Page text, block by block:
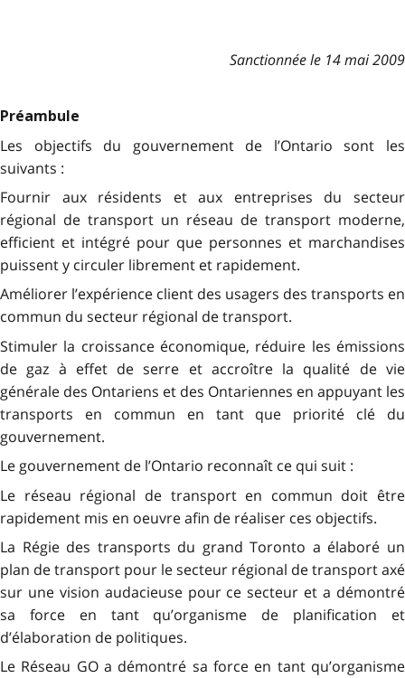
Sanctionnée le 14 mai 2009
Préambule
Les objectifs du gouvernement de l’Ontario sont les
suivants :
Fournir aux résidents et aux entreprises du secteur
régional de transport un réseau de transport moderne,
efficient et intégré pour que personnes et marchandises
puissent y circuler librement et rapidement.
Améliorer l’expérience client des usagers des transports en
commun du secteur régional de transport.
Stimuler la croissance économique, réduire les émissions
de gaz à effet de serre et accroître la qualité de vie
générale des Ontariens et des Ontariennes en appuyant les
transports en commun en tant que priorité clé du
gouvernement.
Le gouvernement de l’Ontario reconnaît ce qui suit :
Le réseau régional de transport en commun doit être
rapidement mis en oeuvre afin de réaliser ces objectifs.
La Régie des transports du grand Toronto a élaboré un
plan de transport pour le secteur régional de transport axé
sur une vision audacieuse pour ce secteur et a démontré
sa force en tant qu’organisme de planification et
d’élaboration de politiques.
Le Réseau GO a démontré sa force en tant qu’organisme